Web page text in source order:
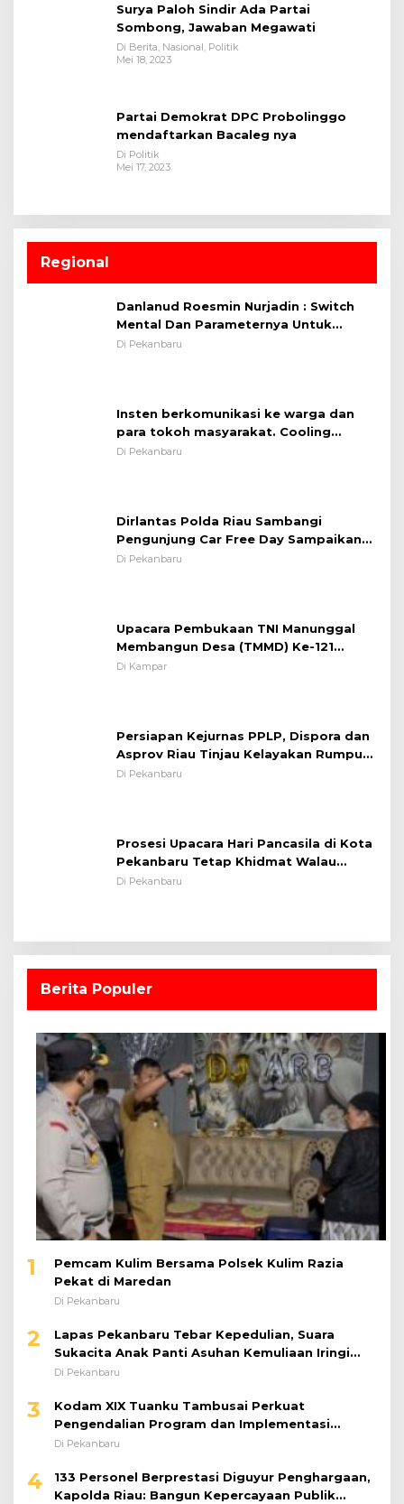
Surya Paloh Sindir Ada Partai
Sombong, Jawaban Megawati
Di Berita, Nasional, Politik
Mei 18, 2023
Partai Demokrat DPC Probolinggo
mendaftarkan Bacaleg nya
Di Politik
Mei 17, 2023
Regional
Danlanud Roesmin Nurjadin : Switch
Mental Dan Parameternya Untuk
Melaksanakan ✈
Di Pekanbaru
Insten berkomunikasi ke warga dan
para tokoh masyarakat. Cooling
System OMP LK ²024 Polsek Rumbai,
Di Pekanbaru
Dirlantas Polda Riau Sambangi
Pengunjung Car Free Day Sampaikan
Pesan Edukasi Kamtibmas &
Di Pekanbaru
Upacara Pembukaan TNI Manunggal
Membangun Desa (TMMD) Ke-121
Kodim 0313/KPR Tahun 2024) ?
Di Kampar
Persiapan Kejurnas PPLP, Dispora dan
Asprov Riau Tinjau Kelayakan Rumput
Lapangan Sepakbola
Di Pekanbaru
Prosesi Upacara Hari Pancasila di Kota
Pekanbaru Tetap Khidmat Walau
Dalam Ruangan
Di Pekanbaru
Berita Populer
1
Pemcam Kulim Bersama Polsek Kulim Razia
Pekat di Maredan
Di Pekanbaru
2
Lapas Pekanbaru Tebar Kepedulian, Suara
Sukacita Anak Panti Asuhan Kemuliaan Iringi
Bantuan Sosial
Di Pekanbaru
3
Kodam XIX Tuanku Tambusai Perkuat
Pengendalian Program dan Implementasi
Doktrin TNI AD
Di Pekanbaru
4
133 Personel Berprestasi Diguyur Penghargaan,
Kapolda Riau: Bangun Kepercayaan Publik